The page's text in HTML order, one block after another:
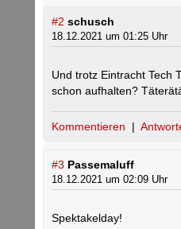
#2 schusch
18.12.2021 um 01:25 Uhr
Und trotz Eintracht Tech
schon aufhalten?
Kommentieren |
#3 Passemaluff
18.12.2021 um 02:09 Uhr
Spektakelday!